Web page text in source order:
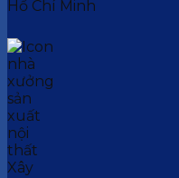
Hồ Chí Minh